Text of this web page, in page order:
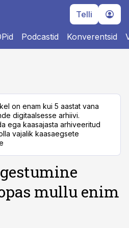
Telli
Podcastid Konverentsid
on enam kui 5 aastat vana
digitaalsesse arhiivi.
ega kaasajasta arhiveeritud
vajalik kaasaegsete
mullu enim